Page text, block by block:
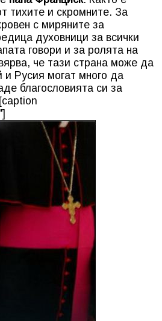
тихите и скромните. За
с миряните за
духовници за всички
говори и за ролята на
че тази страна може да
и Русия могат много да
благословията си за